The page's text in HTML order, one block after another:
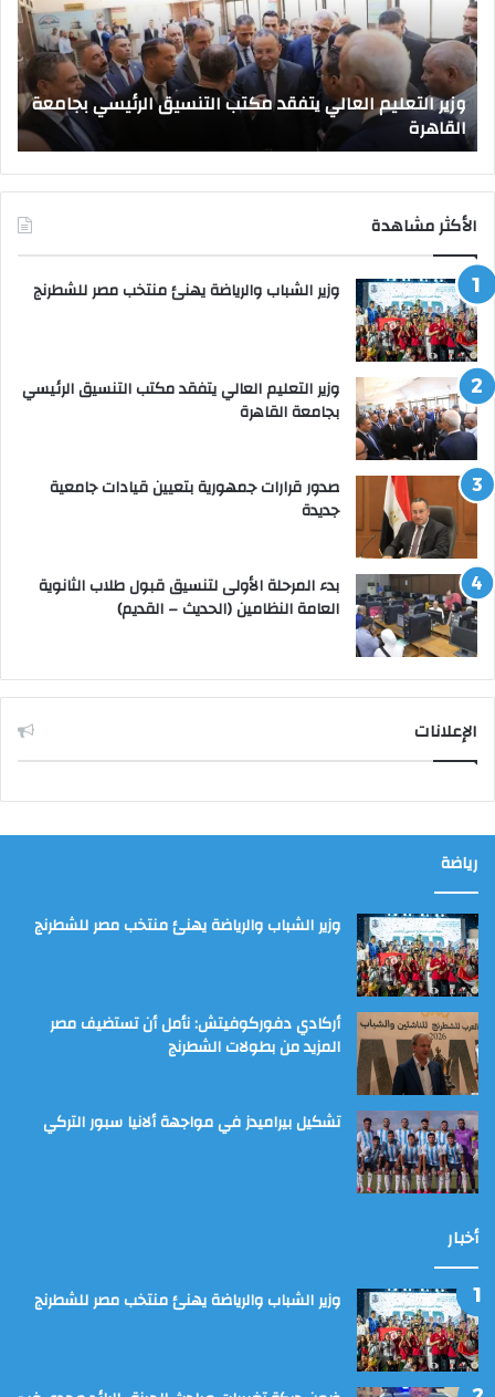
مكتب
التنسيق
الرئيسي
بجامعة
القاهرة
وزير التعليم العالي يتفقد مكتب التنسيق الرئيسي بجامعة
القاهرة
الأكثر مشاهدة
وزير الشباب والرياضة يهنئ منتخب مصر للشطرنج
وزير التعليم العالي يتفقد مكتب التنسيق الرئيسي
بجامعة القاهرة
صدور قرارات جمهورية بتعيين قيادات جامعية
جديدة
بدء المرحلة الأولى لتنسيق قبول طلاب الثانوية
العامة النظامين (الحديث – القديم)
الإعلانات
رياضة
وزير الشباب والرياضة يهنئ منتخب مصر للشطرنج
أركادي دفوركوفيتش: نأمل أن تستضيف مصر
المزيد من بطولات الشطرنج
تشكيل بيراميدز في مواجهة ألانيا سبور التركي
أخبار
وزير الشباب والرياضة يهنئ منتخب مصر للشطرنج